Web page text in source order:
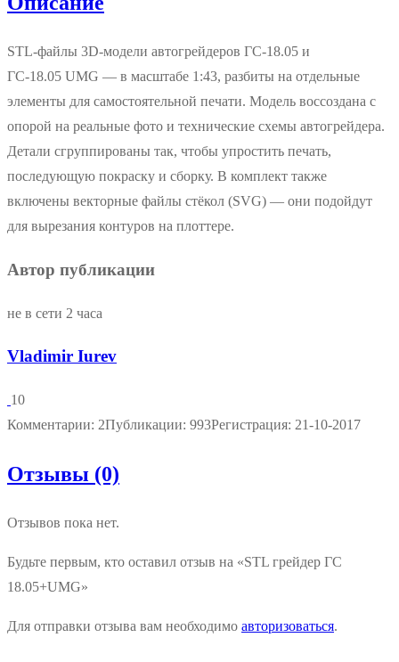
STL‑файлы 3D‑модели автогрейдеров ГС‑18.05 и
ГС‑18.05 UMG — в масштабе 1:43, разбиты на отдельные
элементы для самостоятельной печати. Модель воссоздана с
опорой на реальные фото и технические схемы автогрейдера.
Детали сгруппированы так, чтобы упростить печать,
последующую покраску и сборку. В комплект также
включены векторные файлы стёкол (SVG) — они подойдут
для вырезания контуров на плоттере.
Автор публикации
не в сети 2 часа
Vladimir Iurev
10
Комментарии: 2Публикации: 993Регистрация: 21-10-2017
Отзывы (0)
Отзывов пока нет.
Будьте первым, кто оставил отзыв на «STL грейдер ГС
18.05+UMG»
Для отправки отзыва вам необходимо авторизоваться.